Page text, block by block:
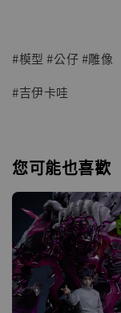
#模型 #公仔 #雕像
#吉伊卡哇
您可能也喜歡